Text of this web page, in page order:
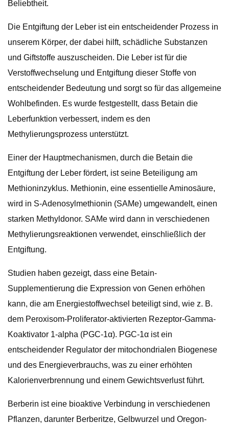
Beliebtheit.
Die Entgiftung der Leber ist ein entscheidender Prozess in
unserem Körper, der dabei hilft, schädliche Substanzen
und Giftstoffe auszuscheiden. Die Leber ist für die
Verstoffwechselung und Entgiftung dieser Stoffe von
entscheidender Bedeutung und sorgt so für das allgemeine
Wohlbefinden. Es wurde festgestellt, dass Betain die
Leberfunktion verbessert, indem es den
Methylierungsprozess unterstützt.
Einer der Hauptmechanismen, durch die Betain die
Entgiftung der Leber fördert, ist seine Beteiligung am
Methioninzyklus. Methionin, eine essentielle Aminosäure,
wird in S-Adenosylmethionin (SAMe) umgewandelt, einen
starken Methyldonor. SAMe wird dann in verschiedenen
Methylierungsreaktionen verwendet, einschließlich der
Entgiftung.
Studien haben gezeigt, dass eine Betain-
Supplementierung die Expression von Genen erhöhen
kann, die am Energiestoffwechsel beteiligt sind, wie z. B.
dem Peroxisom-Proliferator-aktivierten Rezeptor-Gamma-
Koaktivator 1-alpha (PGC-1α). PGC-1α ist ein
entscheidender Regulator der mitochondrialen Biogenese
und des Energieverbrauchs, was zu einer erhöhten
Kalorienverbrennung und einem Gewichtsverlust führt.
Berberin ist eine bioaktive Verbindung in verschiedenen
Pflanzen, darunter Berberitze, Gelbwurzel und Oregon-